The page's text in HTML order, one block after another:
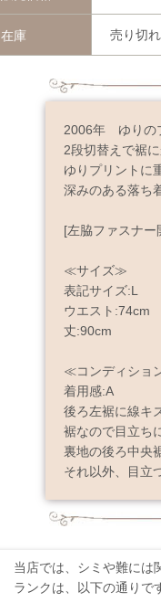
在庫 売り切れ
2006年 ゆりの
2段切替えで裾
ゆりプリントに
深みのある落ち
[左脇ファスナ
≪サイズ≫
表記サイズ:L
ウエスト:74cm
丈:90cm
≪コンディショ
着用感:A
後ろ左裾に線キ
裾なので目立ち
裏地の後ろ中央
それ以外、目立
当店では、シミや難には
ランクは、以下の通りで